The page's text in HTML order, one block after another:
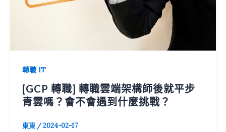
轉職 IT
[GCP 轉職] 轉職雲端架構師後就平步
青雲嗎？會不會遇到什麼挑戰？
東東 /2024-02-17